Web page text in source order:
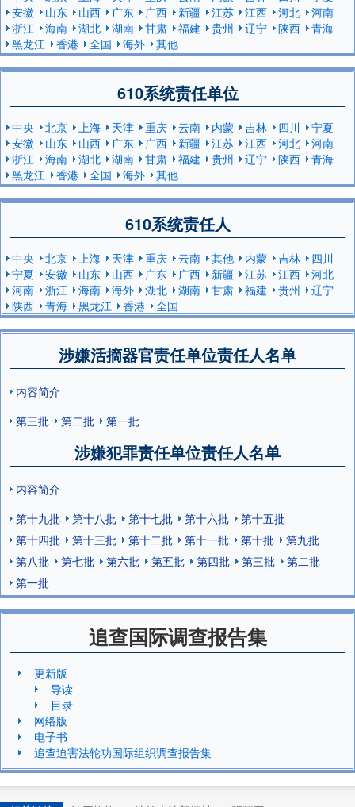
安徽
山东 山西 广东 广西 新疆 江苏 江西 河北
河南
浙江
海南 湖北 湖南 甘肃 福建 贵州 辽宁 陕西
青海
黑龙江
香港 全国 海外 其他
610系统责任单位
中央 北京 上海 天津 重庆 云南 内蒙 吉林 四川
宁夏
安徽
山东 山西 广东 广西 新疆 江苏 江西 河北
河南
浙江
海南 湖北 湖南 甘肃 福建 贵州 辽宁 陕西
青海
黑龙江
香港 全国 海外 其他
610系统责任人
中央 北京 上海 天津 重庆 云南 其他 内蒙 吉林
四川
宁夏
安徽 山东 山西 广东 广西 新疆 江苏 江西
河北
河南
浙江 海南 海外 湖北 湖南 甘肃 福建 贵州
辽宁
陕西
青海 黑龙江 香港 全国
涉嫌活摘器官责任单位责任人名单
内容简介
第三批
第二批 第一批
涉嫌犯罪责任单位责任人名单
内容简介
第十九批
第十八批 第十七批 第十六批
第十五批
第十四批
第十三批 第十二批 第十一批 第十批
第九批
第八批
第七批 第六批 第五批 第四批 第三批
第二批
第一批
追查国际调查报告集
更新版
导读
目录
网络版
电子书
追查迫害法轮功国际组织调查报告集